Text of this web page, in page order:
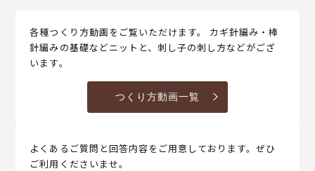
各種つくり方動画をご覧いただけます。 カギ針編み・棒
針編みの基礎などニットと、刺し子の刺し方などがござ
います。
つくり方動画一覧
よくあるご質問と回答内容をご用意しております。ぜひ
ご利用くださいませ。